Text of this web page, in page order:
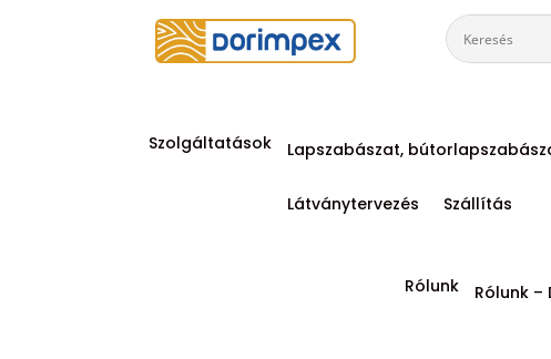
Szolgáltatások
Lapszabászat,
Látványtervezés Szállítás
Rólunk Rólunk